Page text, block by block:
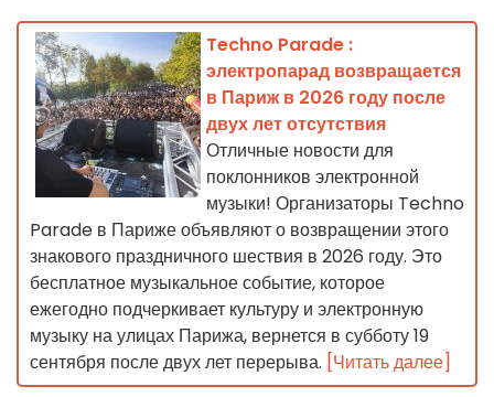
Techno Parade :
электропарад возвращается
в Париж в 2026 году после
двух лет отсутствия
Отличные новости для
поклонников электронной
музыки! Организаторы Techno
Parade в Париже объявляют о возвращении этого
знакового праздничного шествия в 2026 году. Это
бесплатное музыкальное событие, которое
ежегодно подчеркивает культуру и электронную
музыку на улицах Парижа, вернется в субботу 19
сентября после двух лет перерыва. [Читать далее]